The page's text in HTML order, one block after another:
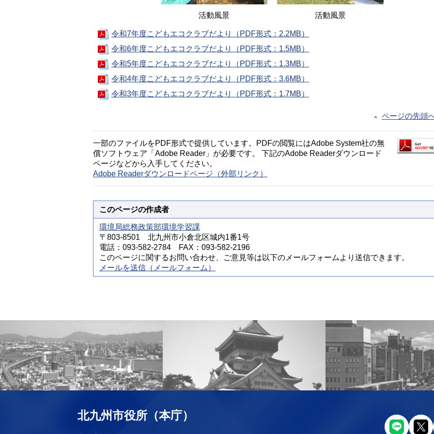
活動風景 活動風景
令和7年度こどもエコクラブだより（PDF形式：2.2MB）
令和6年度こどもエコクラブだより（PDF形式：1.5MB）
令和5年度こどもエコクラブだより（PDF形式：1.3MB）
令和4年度こどもエコクラブだより（PDF形式：3.6MB）
令和3年度こどもエコクラブだより（PDF形式：1.7MB）
ページの先頭
一部のファイルをPDF形式で提供しています。PDFの閲覧にはAdobe System社の無
償ソフトウェア「Adobe Reader」が必要です。 下記のAdobe Readerダウンロード
ページなどから入手してください。
Adobe Readerダウンロードページ（外部リンク）
このページの作成者
環境局総務政策部環境学習課
〒803-8501 北九州市小倉北区城内1番1号
電話：093-582-2784 FAX：093-582-2196
このページに関するお問い合わせ、ご意見等は以下のメールフォームより送信できます。
メールを送信（メールフォーム）
北九州市役所（本庁）